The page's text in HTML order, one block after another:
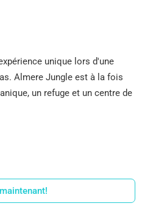
unique lors d'une
Almere Jungle est à la fois
un refuge et un centre de